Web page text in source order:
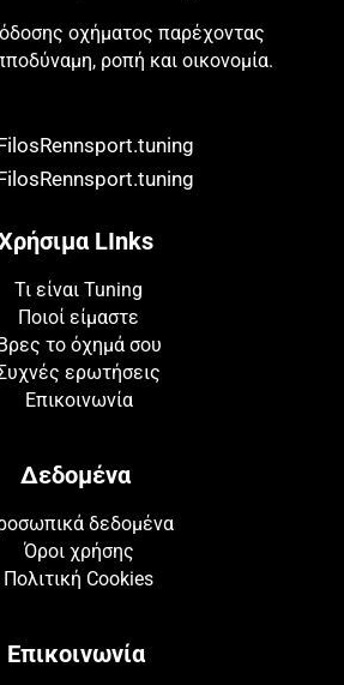
οχήματος παρέχοντας
ροπή και οικονομία.
LInks
Τι είναι Tuning
Ποιοί είμαστε
Βρες το όχημά σου
ερωτήσεις
Επικοινωνία
Δεδομένα
δεδομένα
Όροι χρήσης
Πολιτική Cookies
Επικοινωνία